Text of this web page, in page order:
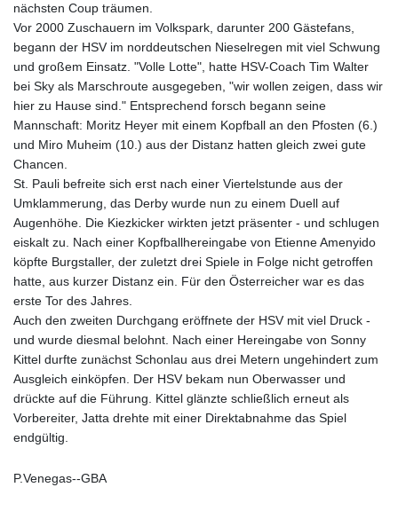
nächsten Coup träumen.
Vor 2000 Zuschauern im Volkspark, darunter 200 Gästefans,
begann der HSV im norddeutschen Nieselregen mit viel Schwung
und großem Einsatz. "Volle Lotte", hatte HSV-Coach Tim Walter
bei Sky als Marschroute ausgegeben, "wir wollen zeigen, dass wir
hier zu Hause sind." Entsprechend forsch begann seine
Mannschaft: Moritz Heyer mit einem Kopfball an den Pfosten (6.)
und Miro Muheim (10.) aus der Distanz hatten gleich zwei gute
Chancen.
St. Pauli befreite sich erst nach einer Viertelstunde aus der
Umklammerung, das Derby wurde nun zu einem Duell auf
Augenhöhe. Die Kiezkicker wirkten jetzt präsenter - und schlugen
eiskalt zu. Nach einer Kopfballhereingabe von Etienne Amenyido
köpfte Burgstaller, der zuletzt drei Spiele in Folge nicht getroffen
hatte, aus kurzer Distanz ein. Für den Österreicher war es das
erste Tor des Jahres.
Auch den zweiten Durchgang eröffnete der HSV mit viel Druck -
und wurde diesmal belohnt. Nach einer Hereingabe von Sonny
Kittel durfte zunächst Schonlau aus drei Metern ungehindert zum
Ausgleich einköpfen. Der HSV bekam nun Oberwasser und
drückte auf die Führung. Kittel glänzte schließlich erneut als
Vorbereiter, Jatta drehte mit einer Direktabnahme das Spiel
endgültig.
P.Venegas--GBA